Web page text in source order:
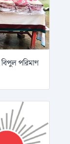
বিপুল পরিমাণ